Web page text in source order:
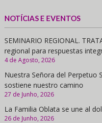
NOTÍCIAS E EVENTOS
SEMINARIO REGIONAL.
regional para respuestas
4 de Agosto, 2026
Nuestra Señora del Perpetuo
sostiene nuestro camino
27 de Junho, 2026
La Familia Oblata se une al
26 de Junho, 2026